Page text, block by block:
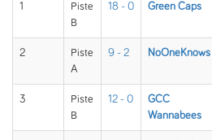
1
Piste
B
18 - 0 Green Caps
2
Piste
A
9 - 2 NoOneKnows
3
Piste
B
12 - 0
GCC
Wannabees